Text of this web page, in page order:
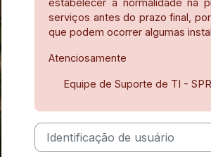
serviços antes do prazo final,
que podem ocorrer algumas
Atenciosamente
Equipe de Suporte de TI -
Identificação de usuário